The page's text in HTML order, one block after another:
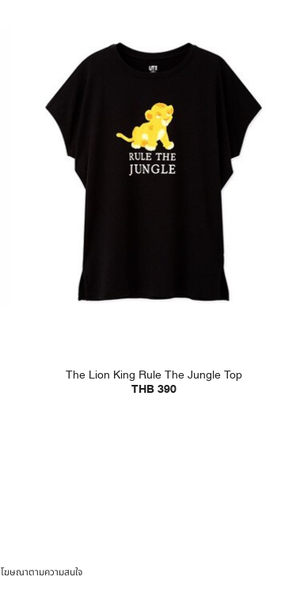
The Lion King Rule The Jungle Top
THB 390
โฆษณาตามความสนใจ